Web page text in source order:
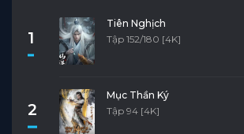
1
Tiên Nghịch
Tập 152/180 [4K]
2
Mục Thần Ký
Tập 94 [4K]